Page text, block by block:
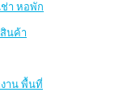
ช่า หอพัก
นค้า
าน พื้นที่